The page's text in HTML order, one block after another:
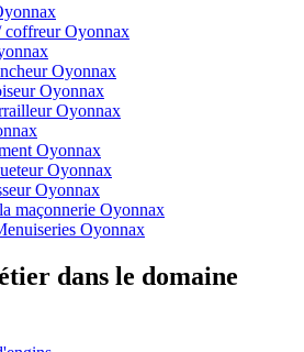
coffreur Oyonnax
Oyonnax
Oyonnax
Oyonnax
Oyonnax
Oyonnax
Oyonnax
maçonnerie Oyonnax
Oyonnax
dans le domaine